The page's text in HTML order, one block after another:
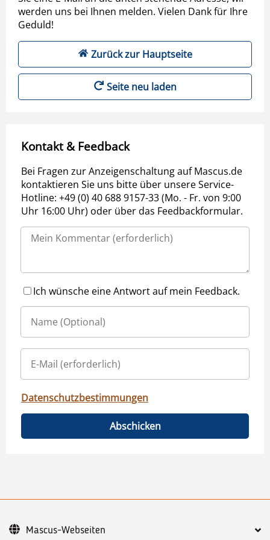
werden uns bei Ihnen melden. Vielen Dank für Ihre
Geduld!
Zurück zur Hauptseite
Seite neu laden
Kontakt & Feedback
Bei Fragen zur Anzeigenschaltung auf Mascus.de
kontaktieren Sie uns bitte über unsere Service-
Hotline: +49 (0) 40 688 9157-33 (Mo. - Fr. von 9:00
Uhr 16:00 Uhr) oder über das Feedbackformular.
Ich wünsche eine Antwort auf mein Feedback.
Datenschutzbestimmungen
Abschicken
Mascus-Webseiten